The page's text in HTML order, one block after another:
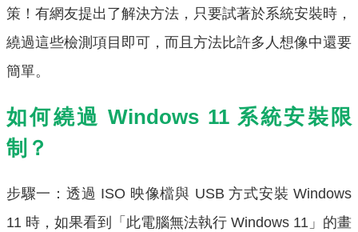
策！有網友提出了解決方法，只要試著於系統安裝時，
繞過這些檢測項目即可，而且方法比許多人想像中還要
簡單。
如何繞過 Windows 11 系統安裝限
制？
步驟一：透過 ISO 映像檔與 USB 方式安裝 Windows
11 時，如果看到「此電腦無法執行 Windows 11」的畫